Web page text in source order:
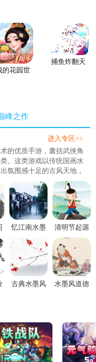
的花园世
捕鱼炸翻天
峰之作
的优质手游，囊括武侠角
。这类游戏以传统国画水
氛围感十足的古风天地，
进入专区>>
忆江南水墨
风乌镇旅游
PPT模板
清明节起源
风俗介绍
PPT模板
古典水墨风
水墨风道德